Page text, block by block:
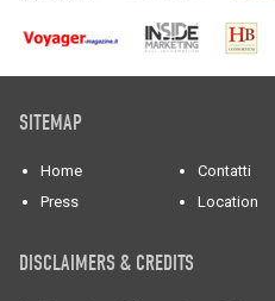
SITEMAP
Home Contatti
Press
Location
DISCLAIMERS & CREDITS